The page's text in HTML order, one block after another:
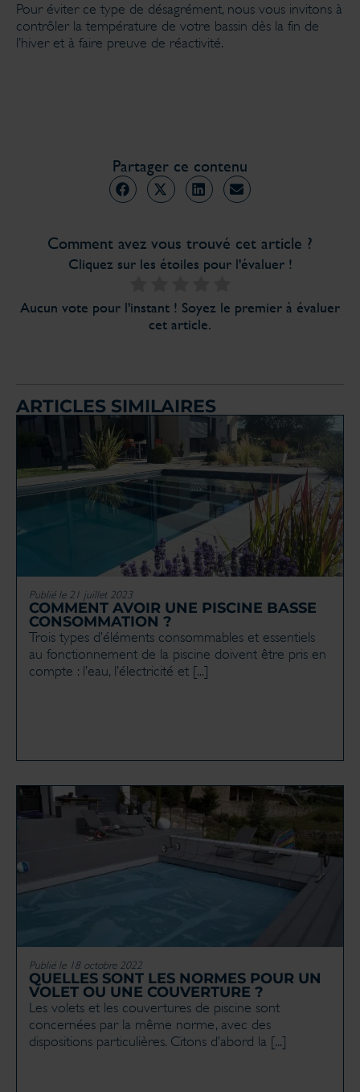
Pour éviter ce type de désagrément, nous vous invitons à
contrôler la température de votre bassin dès la fin de
l’hiver et à faire preuve de réactivité.
Partager ce contenu
Comment avez vous trouvé cet article ?
Cliquez sur les étoiles pour l'évaluer !
Aucun vote pour l'instant ! Soyez le premier à évaluer
cet article.
ARTICLES SIMILAIRES
Publié le 21 juillet 2023
COMMENT AVOIR UNE PISCINE BASSE
CONSOMMATION ?
Trois types d’éléments consommables et essentiels
au fonctionnement de la piscine doivent être pris en
compte : l’eau, l’électricité et [...]
Publié le 18 octobre 2022
QUELLES SONT LES NORMES POUR UN
VOLET OU UNE COUVERTURE ?
Les volets et les couvertures de piscine sont
concernées par la même norme, avec des
dispositions particulières. Citons d’abord la [...]